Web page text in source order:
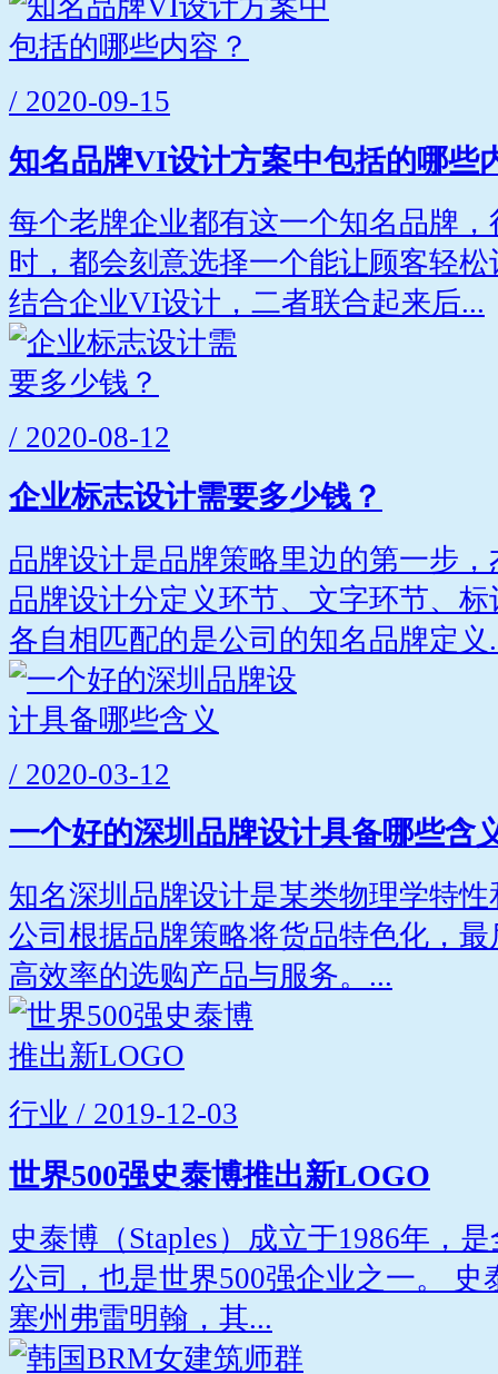
/ 2020-09-15
知名品牌VI设计方案中包括的哪些
每个老牌企业都有这一个知名品牌
时，都会刻意选择一个能让顾客轻
结合企业VI设计，二者联合起来后...
/ 2020-08-12
企业标志设计需要多少钱？
品牌设计是品牌策略里边的第一步
品牌设计分定义环节、文字环节、
各自相匹配的是公司的知名品牌定义
/ 2020-03-12
一个好的深圳品牌设计具备哪些含
知名深圳品牌设计是某类物理学特
公司根据品牌策略将货品特色化，
高效率的选购产品与服务。...
行业 / 2019-12-03
世界500强史泰博推出新LOGO
史泰博（Staples）成立于1986年，
公司，也是世界500强企业之一。
塞州弗雷明翰，其...